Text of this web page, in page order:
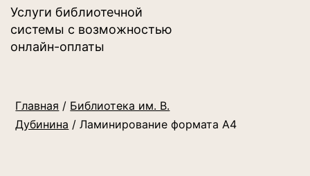
Услуги библиотечной
системы с возможностью
онлайн-оплаты
Главная / Библиотека им. В.
Дубинина / Ламинирование формата А4